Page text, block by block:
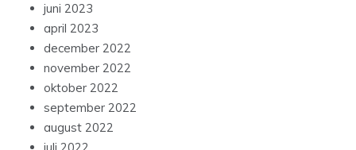
juni 2023
april 2023
december 2022
november 2022
oktober 2022
september 2022
august 2022